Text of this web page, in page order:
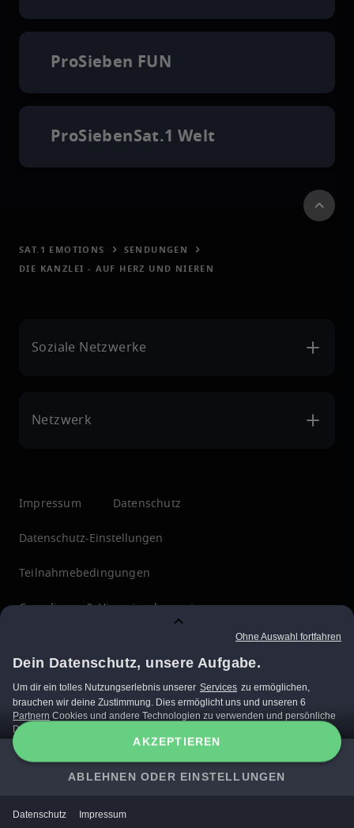
ProSieben FUN
ProSiebenSat.1 Welt
SAT.1 EMOTIONS
SENDUNGEN
DIE KANZLEI - AUF HERZ UND NIEREN
Soziale Netzwerke
Netzwerk
Impressum Datenschutz
Datenschutz-Einstellungen
Teilnahmebedingungen
Compliance & Hinweisgebersystem
ÜBERZEUGT?